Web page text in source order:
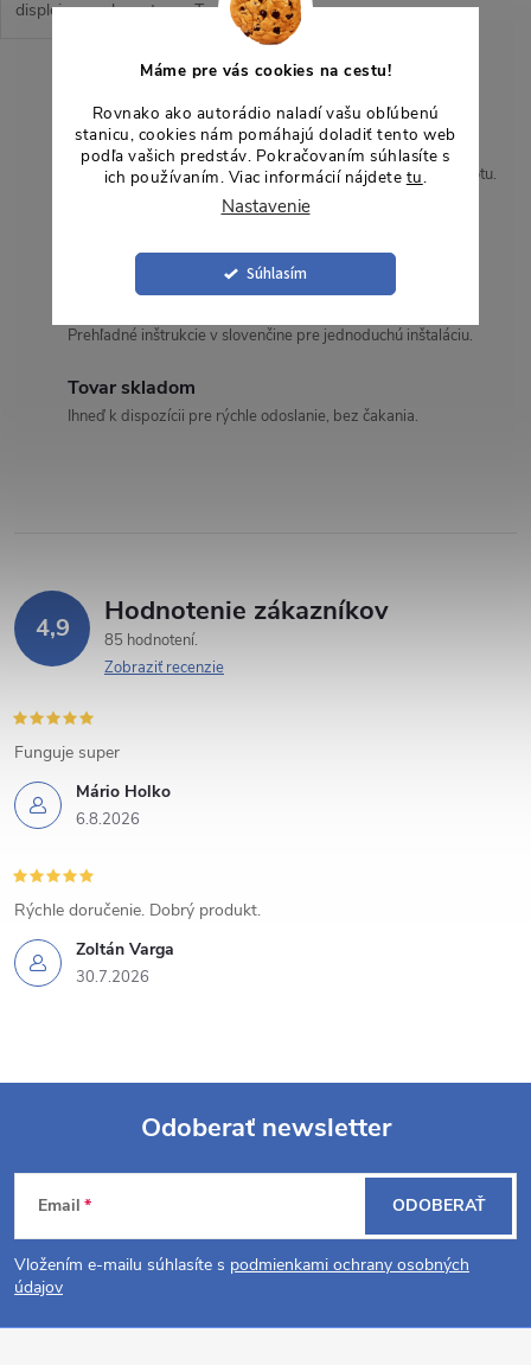
Máme pre vás cookies na cestu!
Rovnako ako autorádio naladí vašu obľúbenú
stanicu, cookies nám pomáhajú doladiť tento web
podľa vašich predstáv. Pokračovaním súhlasíte s
ich používaním. Viac informácií nájdete tu.
Nastavenie
Súhlasím
displejom v elegantnom Tesla
style dizajne ponúka prehľadné
a pohodlné ovládanie počas
v
k
y
v
ý
p
i
s
2-ročná záruka
Garancia kvality a dlhodobá ochrana pre vaše pohodlie a istotu.
U objednávok nad 200 EUR doprava zadarmo.
Prehľadné inštrukcie v slovenčine pre jednoduchú inštaláciu.
Tovar skladom
Ihneď k dispozícii pre rýchle odoslanie, bez čakania.
4,9 Hodnotenie zákazníkov
85 hodnotení
Zobraziť recenzie
Mário Holko
6.8.2026
Funguje super
Zoltán Varga
30.7.2026
Rýchle doručenie. Dobrý produkt.
Z
á
p
Odoberať newsletter
Email
Vložením e-mailu súhlasíte s podmienkami ochrany osobných
údajov
ODOBERAŤ